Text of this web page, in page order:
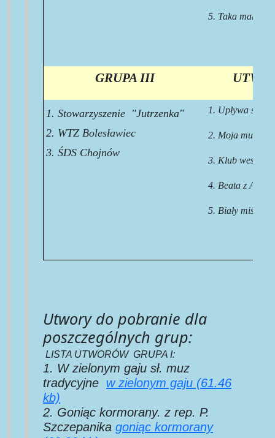
5. Taka mała
GRUPA III
1. Stowarzyszenie "Jutrzenka"
2. WTZ Bolesławiec
3. ŚDS Chojnów
1. Upływa
2. Moja muzyka
3. Klub
4. Beata z
5. Biały miś
Utwory do pobranie dla
poszczególnych grup:
LISTA UTWORÓW GRUPA I:
1. W zielonym gaju sł. muz
tradycyjne w zielonym gaju (61.46
kb)
2. Goniąc kormorany. z rep. P.
Szczepanika goniąc kormorany